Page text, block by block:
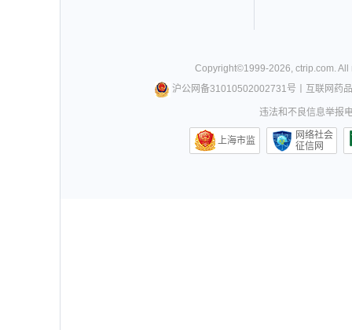
Copyright©1999-2026,ctrip.com.
沪公网备31010502002731号
互联网药
违法和不良信息举报
上海市监
网络社会
征信网